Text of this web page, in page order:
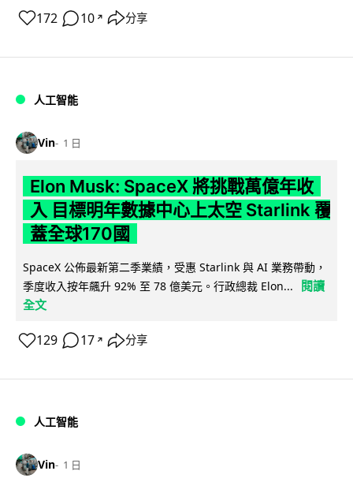
172 10 ↗ 分享
人工智能
Vin 1 日
Elon Musk: SpaceX 將挑戰萬億年收
入 目標明年數據中心上太空 Starlink 覆
蓋全球170國
SpaceX 公佈最新第二季業績，受惠 Starlink 與 AI 業務帶動，
季度收入按年飆升 92% 至 78 億美元。行政總裁 Elon...
閱讀
全文
129 17 ↗ 分享
人工智能
Vin 1 日